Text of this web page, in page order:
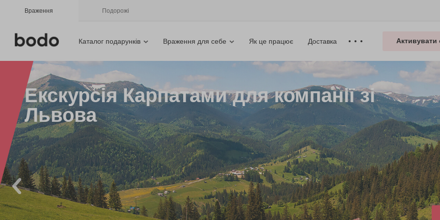
Враження Подорожі
Каталог подарунків Враження для себе Як це працює Доставка Активувати
Екскурсія Карпатами для компанії зі
Львова